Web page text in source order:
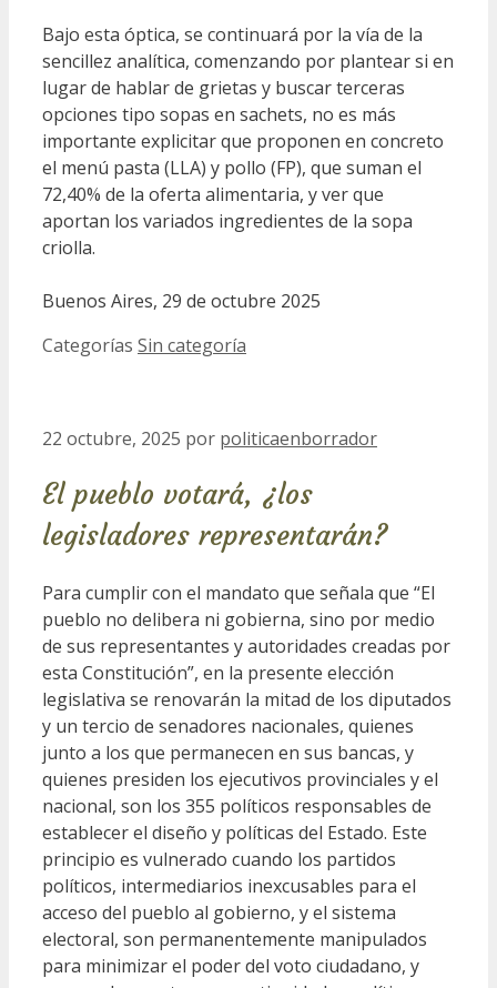
Bajo esta óptica, se continuará por la vía de la
sencillez analítica, comenzando por plantear si en
lugar de hablar de grietas y buscar terceras
opciones tipo sopas en sachets, no es más
importante explicitar que proponen en concreto
el menú pasta (LLA) y pollo (FP), que suman el
72,40% de la oferta alimentaria, y ver que
aportan los variados ingredientes de la sopa
criolla.
Buenos Aires, 29 de octubre 2025
Categorías Sin categoría
22 octubre, 2025 por politicaenborrador
El pueblo votará, ¿los
legisladores representarán?
Para cumplir con el mandato que señala que “El
pueblo no delibera ni gobierna, sino por medio
de sus representantes y autoridades creadas por
esta Constitución”, en la presente elección
legislativa se renovarán la mitad de los diputados
y un tercio de senadores nacionales, quienes
junto a los que permanecen en sus bancas, y
quienes presiden los ejecutivos provinciales y el
nacional, son los 355 políticos responsables de
establecer el diseño y políticas del Estado. Este
principio es vulnerado cuando los partidos
políticos, intermediarios inexcusables para el
acceso del pueblo al gobierno, y el sistema
electoral, son permanentemente manipulados
para minimizar el poder del voto ciudadano, y